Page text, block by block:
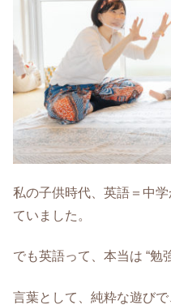
私の子供時代、英語＝中
ていました。
でも英語って、本当は “勉
言葉として、純粋な遊び